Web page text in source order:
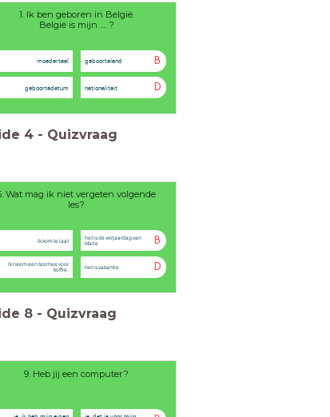
1. Ik ben geboren in België.
België is mijn .... ?
moedertaal B
geboorteland
geboortedatum D
nationaliteit
4 - Quizvraag
Wat mag ik niet vergeten volgende
les?
ik kom te laat B
het is de verjaardag van
Marie
Ik neem een tas mee voor
koffie. D
het is vakantie
8 - Quizvraag
9. Heb jij een computer?